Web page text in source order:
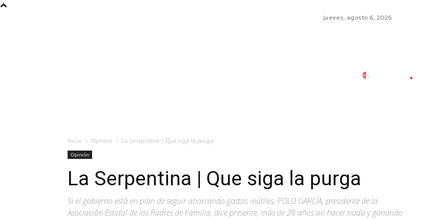
jueves, agosto 6, 2026
Inicio Opinión La Serpentina | Que siga la purga
Opinión
La Serpentina | Que siga la purga
Si el gobierno está en plan de seguir ahorrando gastos inútiles, POLO GARCÍA, presidente de la
Asociación Estatal de los Padres de Familia, dice presente, más de 20 años sin hacer nada y ganando